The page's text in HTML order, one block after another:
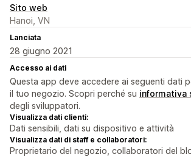
Sito web
Hanoi, VN
Lanciata
28 giugno 2021
Accesso ai dati
Questa app deve accedere ai seguenti dati
il tuo negozio. Scopri perché su informativa
degli sviluppatori.
Visualizza dati clienti:
Dati sensibili, dati su dispositivo e attività
Visualizza dati di staff e collaboratori:
Proprietario del negozio, collaboratori del